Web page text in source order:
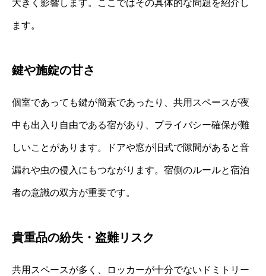
大きく影響します。ここではその具体的な問題を紹介し
ます。
鍵や施錠の甘さ
個室であっても鍵が簡素であったり、共用スペースが夜
中も出入り自由である宿があり、プライバシー確保が難
しいことがあります。ドアや窓が旧式で隙間があると音
漏れや虫の侵入にもつながります。宿側のルールと宿泊
者の意識の双方が重要です。
貴重品の紛失・盗難リスク
共用スペースが多く、ロッカーが十分でないドミトリー